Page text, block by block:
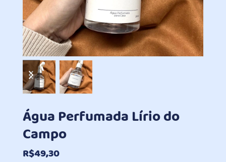
previous
slide
next
slide
Água Perfumada Lírio do
Campo
R$49,30